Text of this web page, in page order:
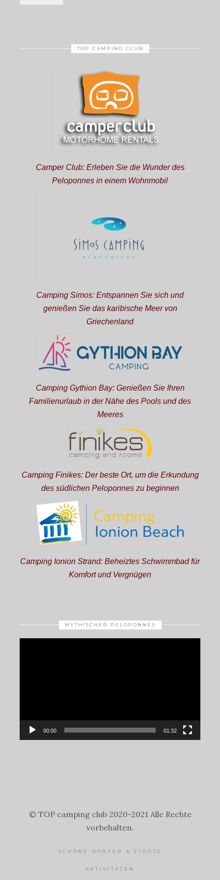
TOP CAMPING CLUB
Camper Club: Erleben Sie die Wunder des
Peloponnes in einem Wohnmobil
Camping Simos: Entspannen Sie sich und
genießen Sie das karibische Meer von
Griechenland
Camping Gythion Bay: Genießen Sie Ihren
Familienurlaub in der Nähe des Pools und des
Meeres
Camping Finikes: Der beste Ort, um die Erkundung
des südlichen Peloponnes zu beginnen
Camping Ionion Strand: Beheiztes Schwimmbad für
Komfort und Vergnügen
MYTHISCHER PELOPONNES
00:00 01:32
© TOP camping club 2020-2021 Alle Rechte
vorbehalten.
SCHÖNE DÖRFER & STÄDTE
AKTIVITÄTEN